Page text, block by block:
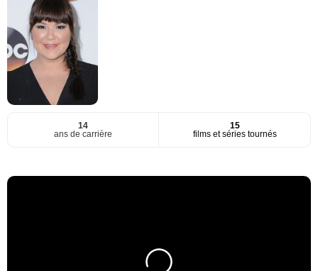
14
ans de carrière
15
films et séries tournés